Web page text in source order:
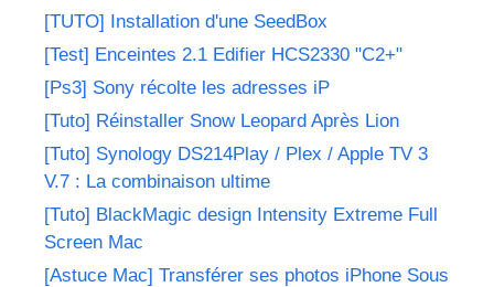
[TUTO] Installation d'une SeedBox
[Test] Enceintes 2.1 Edifier HCS2330 "C2+"
[Ps3] Sony récolte les adresses iP
[Tuto] Réinstaller Snow Leopard Après Lion
[Tuto] Synology DS214Play / Plex / Apple TV 3
V.7 : La combinaison ultime
[Tuto] BlackMagic design Intensity Extreme Full
Screen Mac
[Astuce Mac] Transférer ses photos iPhone Sous